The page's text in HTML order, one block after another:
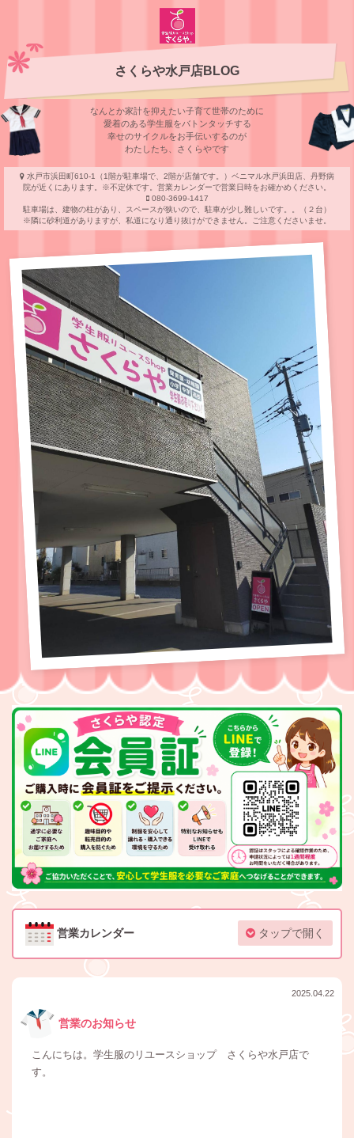
さくらや水戸店BLOG
なんとか家計を抑えたい子育て世帯のために
愛着のある学⽣服をバトンタッチする
幸せのサイクルをお⼿伝いするのが
わたしたち、さくらやです
水戸市浜田町610-1（1階が駐車場で、2階が店舗です。）ベニマル水戸浜田店、丹野病
院が近くにあります。※不定休です。営業カレンダーで営業日時をお確かめください。
080-3699-1417
駐車場は、建物の柱があり、スペースが狭いので、駐車が少し難しいです。。（２台）
※隣に砂利道がありますが、私道になり通り抜けができません。ご注意くださいませ。
営業カレンダー タップで開く
2025.04.22
営業のお知らせ
こんにちは。学生服のリユースショップ さくらや水戸店で
す。